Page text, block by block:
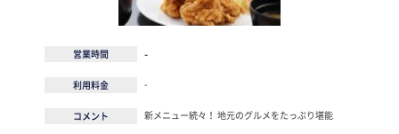
営業時間 -
利用料金 -
コメント
新メニュー続々！ 地元のグルメをたっぷり堪能